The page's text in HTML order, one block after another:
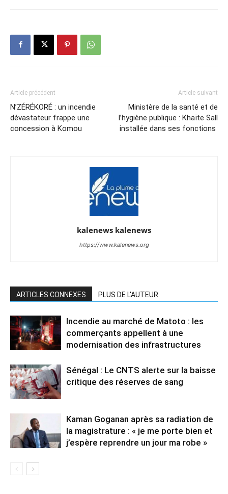
Article précédent
N’ZÉRÉKORÉ : un incendie
dévastateur frappe une
concession à Komou
Article suivant
Ministère de la santé et de
l’hygiène publique : Khaïte Sall
installée dans ses fonctions
kalenews kalenews
https://www.kalenews.org
ARTICLES CONNEXES PLUS DE L'AUTEUR
Incendie au marché de Matoto : les
commerçants appellent à une
modernisation des infrastructures
Sénégal : Le CNTS alerte sur la baisse
critique des réserves de sang
Kaman Goganan après sa radiation de
la magistrature : « je me porte bien et
j’espère reprendre un jour ma robe »